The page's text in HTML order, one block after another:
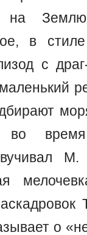
на
в стиле
с
время
о